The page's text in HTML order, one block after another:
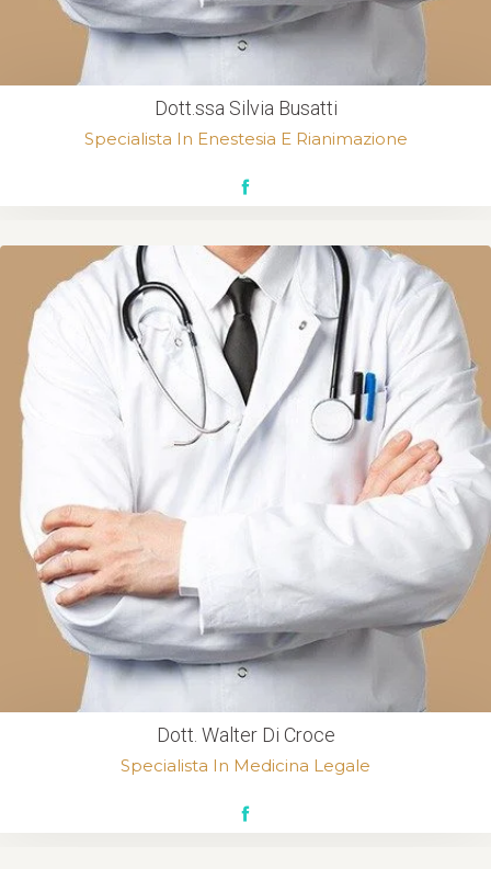
Dott.ssa Silvia Busatti
Specialista In Enestesia E Rianimazione
Dott. Walter Di Croce
Specialista In Medicina Legale